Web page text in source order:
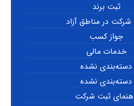
ثبت برند
در مناطق آزاد
جواز کسب
خدمات مالی
دسته‌بندی نشده
دسته‌بندی نشده
ثبت شرکت